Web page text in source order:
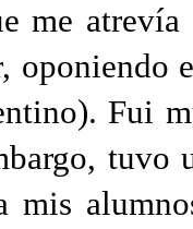
me
Fui
tuvo
mis